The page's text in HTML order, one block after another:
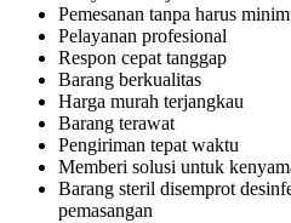
Pemesanan tanpa harus
Pelayanan profesional
Respon cepat tanggap
Barang berkualitas
Harga murah terjangkau
Barang terawat
Pengiriman tepat waktu
Memberi solusi untuk
Barang steril disemprot
pemasangan